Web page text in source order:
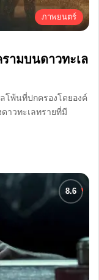
ภาพยนตร์
ามบนดาวทะเล
โพ้นที่ปกครองโดยองค์
าวทะเลทรายที่มี